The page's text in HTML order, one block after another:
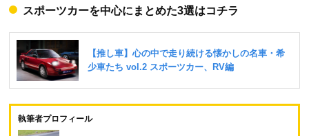
スポーツカーを中心にまとめた3選はコチラ
執筆者プロフィール